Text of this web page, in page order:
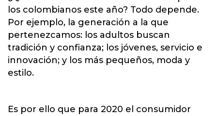
los colombianos este año? Todo depende.
Por ejemplo, la generación a la que
pertenezcamos: los adultos buscan
tradición y confianza; los jóvenes, servicio e
innovación; y los más pequeños, moda y
estilo.
Es por ello que para 2020 el consumidor